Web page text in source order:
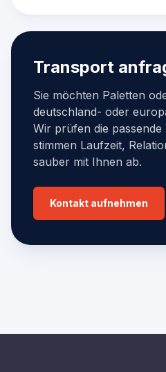
Transport
Sie möchten Paletten
deutschland- oder
Wir prüfen die passende
stimmen Laufzeit,
sauber mit Ihnen ab.
Kontakt aufnehmen